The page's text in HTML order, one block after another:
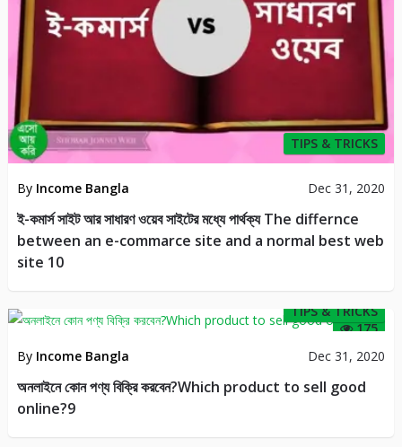
TIPS & TRICKS
By Income Bangla Dec 31, 2020
ই-কমার্স সাইট আর সাধারণ ওয়েব সাইটের মধ্যে পার্থক্য The differnce
between an e-commarce site and a normal best web
site 10
175
TIPS & TRICKS
By Income Bangla Dec 31, 2020
অনলাইনে কোন পণ্য বিক্রি করবেন?Which product to sell good
online?9